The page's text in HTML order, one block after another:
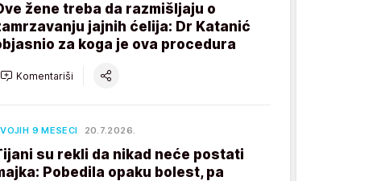
žene treba da razmišljaju o
jajnih ćelija: Dr Katanić
za koga je ova procedura
Komentariši
9 MESECI 20.7.2026.
su rekli da nikad neće postati
Pobedila opaku bolest, pa